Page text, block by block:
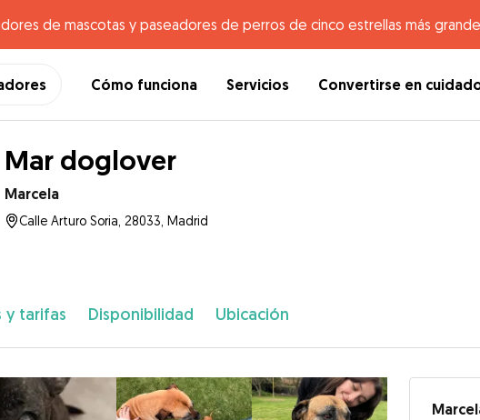
de mascotas y paseadores de perros de cinco estrellas más
Cómo funciona Servicios Convertirse en
Mar doglover
Marcela
Calle Arturo Soria, 28033, Madrid
y tarifas Disponibilidad Ubicación